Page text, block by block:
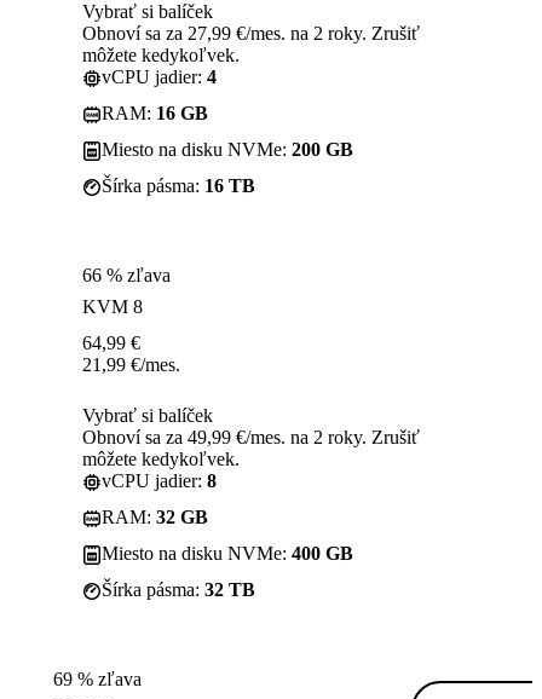
Vybrať si balíček
Obnoví sa za 27,99 €/mes. na 2 roky. Zrušiť
môžete kedykoľvek.
vCPU jadier: 4
RAM: 16 GB
Miesto na disku NVMe: 200 GB
Šírka pásma: 16 TB
66 % zľava
KVM 8
64,99 €
21,99 €/mes.
Vybrať si balíček
Obnoví sa za 49,99 €/mes. na 2 roky. Zrušiť
môžete kedykoľvek.
vCPU jadier: 8
RAM: 32 GB
Miesto na disku NVMe: 400 GB
Šírka pásma: 32 TB
69 % zľava